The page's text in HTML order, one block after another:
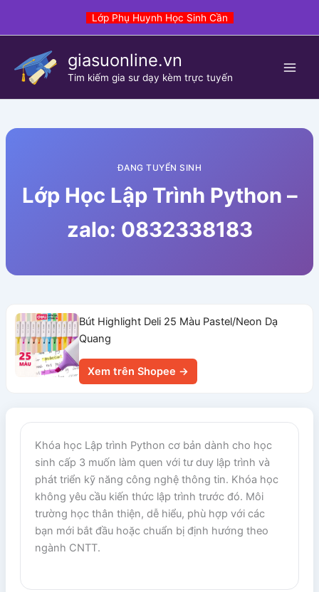
Lớp Phụ Huynh Học Sinh Cần
giasuonline.vn
Tim kiếm gia sư dạy kèm trực tuyến
ĐANG TUYỂN SINH
Lớp Học Lập Trình Python –
zalo: 0832338183
Bút Highlight Deli 25 Màu Pastel/Neon Dạ
Quang
Xem trên Shopee →
Khóa học Lập trình Python cơ bản dành cho học
sinh cấp 3 muốn làm quen với tư duy lập trình và
phát triển kỹ năng công nghệ thông tin. Khóa học
không yêu cầu kiến thức lập trình trước đó. Môi
trường học thân thiện, dễ hiểu, phù hợp với các
bạn mới bắt đầu hoặc chuẩn bị định hướng theo
ngành CNTT.